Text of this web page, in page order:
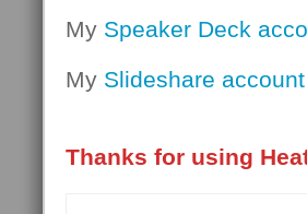
My Speaker Deck
My Slideshare account
Thanks for using